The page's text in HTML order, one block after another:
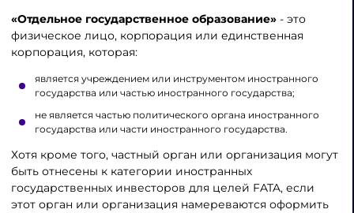
«Отдельное государственное образование»- это
физическое лицо, корпорация или единственная
корпорация, которая:
является учреждением или инструментом иностранного
государства или частью иностранного государства;
не является частью политического органа иностранного
государства или части иностранного государства.
Хотя кроме того, частный орган или организация могут
быть отнесены к категории иностранных
государственных инвесторов для целей FATA, если
этот орган или организация намереваются оформить